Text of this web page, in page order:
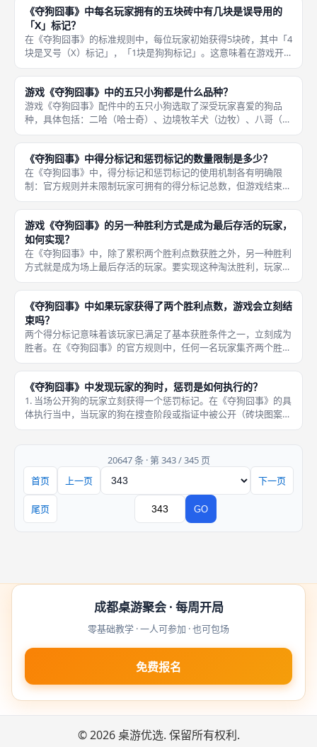
定
《夺狗囧事》中每名玩家拥有的五块砖中有几块是误导用的
「X」标记？
在《夺狗囧事》的标准规则中，每位玩家初始获得5块砖，其中「4
块是叉号（X）标记」，「1块是狗狗标记」。这意味着在游戏开
始前，每位玩家必须秘密决定把自己的狗狗和四个「X」按什么顺
序依次排列在1号至5号门牌的背后。 这种「四叉一狗」的配比给
予了
游戏《夺狗囧事》中的五只小狗都是什么品种？
游戏《夺狗囧事》配件中的五只小狗选取了深受玩家喜爱的狗品
种，具体包括：二哈（哈士奇）、边境牧羊犬（边牧）、八哥（巴
哥犬），另外两只可能在伯恩山犬、柴犬或柯基之间依据发行批次
略有调整。在成都桌游圈的实际讨论中，玩家们特别钟爱这些表情
生动、雕工
《夺狗囧事》中得分标记和惩罚标记的数量限制是多少？
在《夺狗囧事》中，得分标记和惩罚标记的使用机制各有明确限
制：官方规则并未限制玩家可拥有的得分标记总数，但游戏结束的
条件是玩家获得2分即获胜，因此得分标记上限实际由对局胜利条
件锁定。1. 得分标记：每一局游戏的目标是率先获得两个胜利点数
（得分
游戏《夺狗囧事》的另一种胜利方式是成为最后存活的玩家，
如何实现？
在《夺狗囧事》中，除了累积两个胜利点数获胜之外，另一种胜利
方式就是成为场上最后存活的玩家。要实现这种淘汰胜利，玩家需
要通过策略不断让其他玩家的狗在搜查或指证中被暴露，使其累积
惩罚标记，直至达到三个被淘汰出局。 淘汰全部对手后仅剩自己
留在游戏
《夺狗囧事》中如果玩家获得了两个胜利点数，游戏会立刻结
束吗？
两个得分标记意味着该玩家已满足了基本获胜条件之一，立刻成为
胜者。在《夺狗囧事》的官方规则中，任何一名玩家集齐两个胜利
点数后，游戏会立刻结束，无需等待当前回合剩余行动完成。 按
照标准计分机制，玩家每成功进行一次指证（攻击领袖的狗且验证
为真）就
《夺狗囧事》中发现玩家的狗时，惩罚是如何执行的？
1. 当场公开狗的玩家立刻获得一个惩罚标记。在《夺狗囧事》的具
体执行当中，当玩家的狗在搜查阶段或指证中被公开（砖块图案为
狗狗），系统将按如下方式执行惩罚：如果玩家的狗是在搜查阶段
20647 条 · 第 343 / 345 页
首页
上一页 下一页
尾页 GO
成都桌游聚会 · 每周开局
零基础教学 · 一人可参加 · 也可包场
免费报名
© 2026 桌游优选. 保留所有权利.